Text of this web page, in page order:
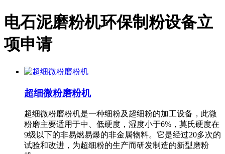
电石泥磨粉机环保制粉设备立
项申请
超细微粉磨粉机
超细微粉磨粉机是一种细粉及超细粉的加工设备，此微
粉磨主要适用于中、低硬度，湿度小于6%，莫氏硬度在
9级以下的非易燃易爆的非金属物料。它是经过20多次的
试验和改进，为超细粉的生产而研发制造的新型磨粉